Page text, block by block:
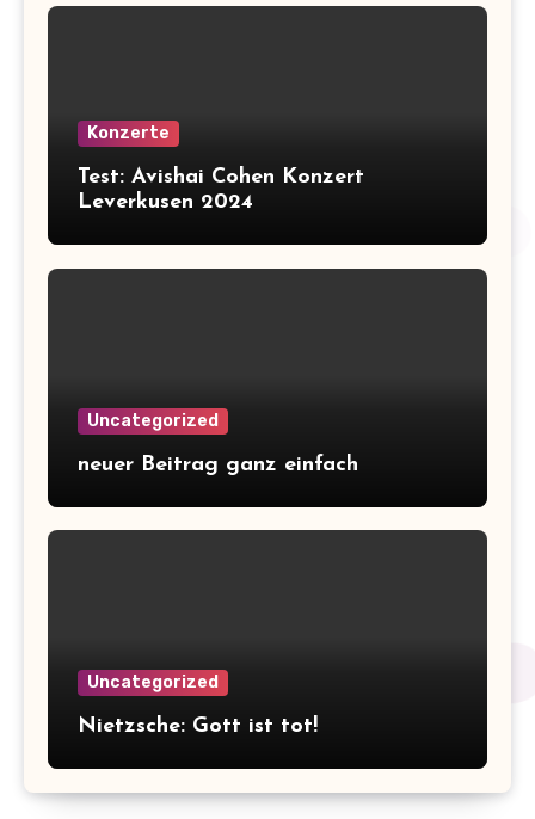
Konzerte
Test: Avishai Cohen Konzert
Leverkusen 2024
Uncategorized
neuer Beitrag ganz einfach
Uncategorized
Nietzsche: Gott ist tot!